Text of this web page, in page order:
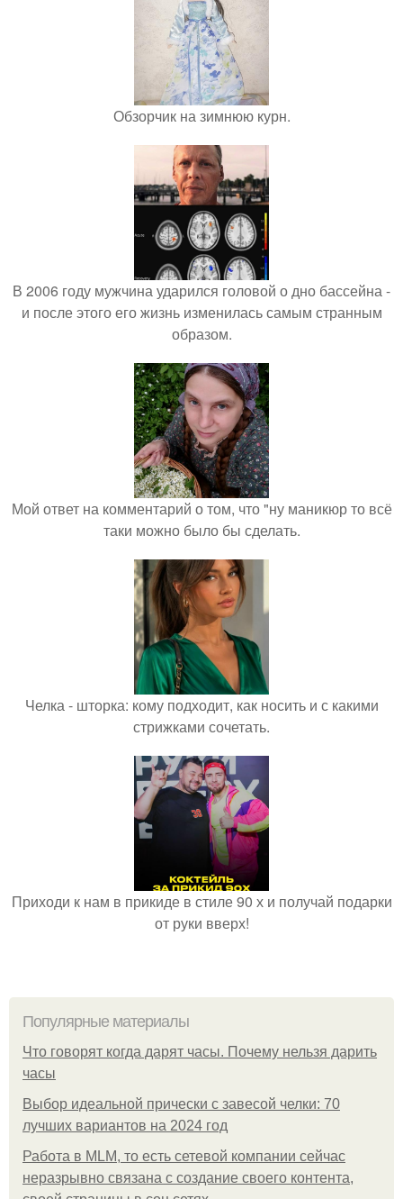
Обзорчик на зимнюю курн.
В 2006 году мужчина ударился головой о дно бассейна -
и после этого его жизнь изменилась самым странным
образом.
Мой ответ на комментарий о том, что "ну маникюр то всё
таки можно было бы сделать.
Челка - шторка: кому подходит, как носить и с какими
стрижками сочетать.
Приходи к нам в прикиде в стиле 90 х и получай подарки
от руки вверх!
Популярные материалы
Что говорят когда дарят часы. Почему нельзя дарить
часы
Выбор идеальной прически с завесой челки: 70
лучших вариантов на 2024 год
Работа в MLM, то есть сетевой компании сейчас
неразрывно связана с создание своего контента,